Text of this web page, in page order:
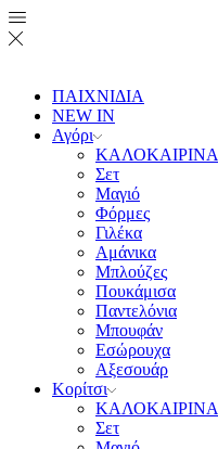
ΠΑΙΧΝΙΔΙΑ
NEW IN
Αγόρι
ΚΑΛΟΚΑΙΡΙΝΑ
Σετ
Μαγιό
Φόρμες
Γιλέκα
Αμάνικα
Μπλούζες
Πουκάμισα
Παντελόνια
Μπουφάν
Εσώρουχα
Αξεσουάρ
Κορίτσι
ΚΑΛΟΚΑΙΡΙΝΑ
Σετ